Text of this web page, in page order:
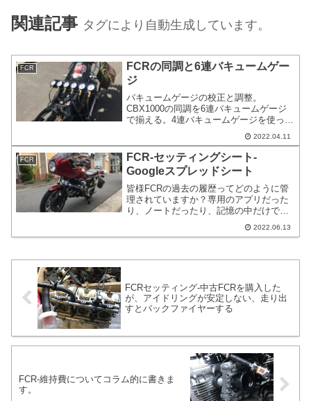
関連記事 タグにより自動生成しています。
FCR
FCRの同調と6連バキュームゲー
ジ
バキュームゲージの校正と調整。
CBX1000の同調を6連バキュームゲージ
で揃える。4連バキュームゲージを使って
替えるなどすれば、どれ位ずれている
か、すぐに分かる。今まで何かおかしい
と思っていたけど、ずれていたのが原因
だった。
2022.04.11
FCR
FCR-セッティングシート-
Googleスプレッドシート
皆様FCRの過去の履歴ってどのように管
理されていますか？専用のアプリだった
り、ノートだったり、記憶の中だけで管
はFCRを触り始めた一番最初から履歴を
2022.06.13
FCRセッティング-中古FCRを購入した
が、アイドリングが安定しない、走り出
すとバックファイヤーする
FCR-維持費についてコラム的に書きま
す。